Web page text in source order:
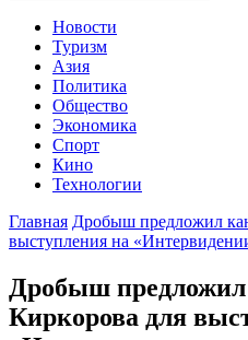
Новости
Туризм
Азия
Политика
Общество
Экономика
Спорт
Кино
Технологии
Главная Дробыш предложил
выступления на
Дробыш предложил
Киркорова для